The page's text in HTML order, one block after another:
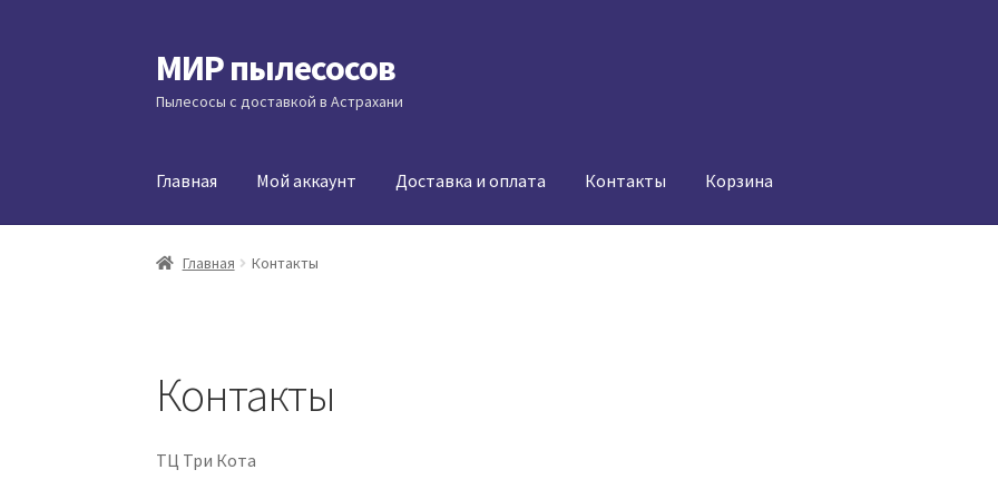
Перейти
к
навигации
Перейти
к
содержимому
МИР пылесосов
Пылесосы с доставкой в Астрахани
Главная Мой аккаунт Доставка и оплата Контакты Корзина
Главная Контакты
Контакты
​​ТЦ Три Кота